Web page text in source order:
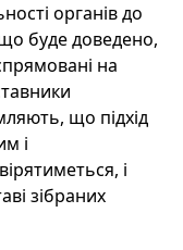
органів до
буде доведено,
на
що підхід
і
і
зібраних